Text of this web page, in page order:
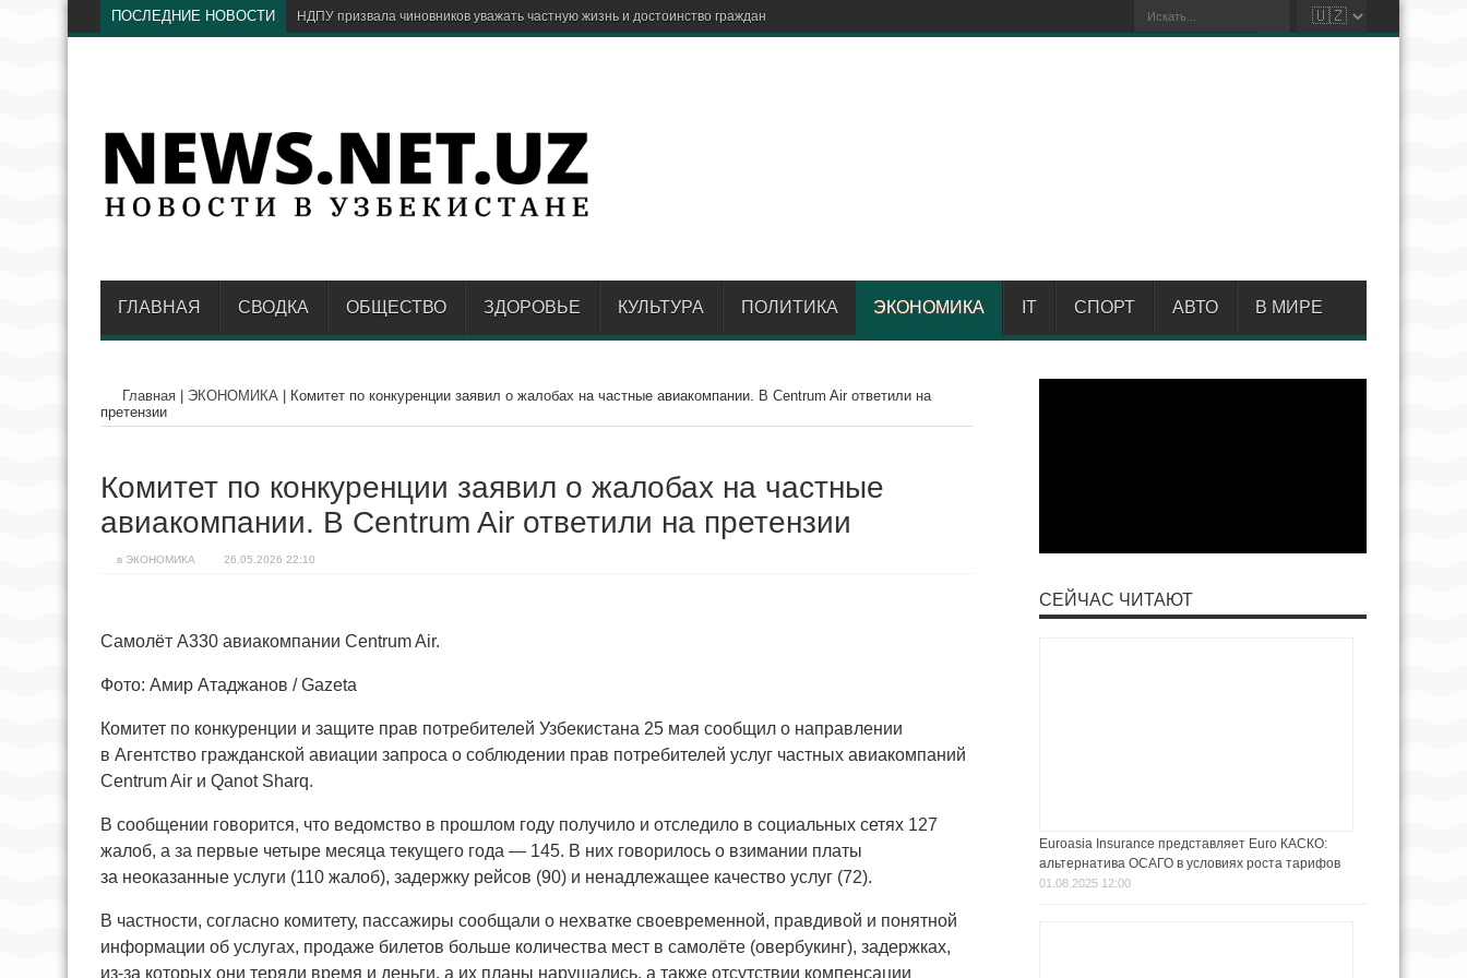
ПОСЛЕДНИЕ НОВОСТИ НДПУ призвала чиновников уважать частную жизнь и достоинство граждан
ГЛАВНАЯ СВОДКА ОБЩЕСТВО ЗДОРОВЬЕ КУЛЬТУРА ПОЛИТИКА ЭКОНОМИКА IT СПОРТ АВТО В МИРЕ
Главная ЭКОНОМИКА
Комитет по конкуренции заявил о жалобах на частные авиакомпании. В Centrum Air ответили на
претензии
Комитет по конкуренции заявил о жалобах на частные
авиакомпании. В Centrum Air ответили на претензии
в ЭКОНОМИКА 26.05.2026 22:10
Самолёт A330 авиакомпании Centrum Air.
Фото: Амир Атаджанов / Gazeta
Комитет по конкуренции и защите прав потребителей Узбекистана 25 мая сообщил о направлении
в Агентство гражданской авиации запроса о соблюдении прав потребителей услуг частных авиакомпаний
Centrum Air и Qanot Sharq.
В сообщении говорится, что ведомство в прошлом году получило и отследило в социальных сетях 127
жалоб, а за первые четыре месяца текущего года — 145. В них говорилось о взимании платы
за неоказанные услуги (110 жалоб), задержку рейсов (90) и ненадлежащее качество услуг (72).
В частности, согласно комитету, пассажиры сообщали о нехватке своевременной, правдивой и понятной
информации об услугах, продаже билетов больше количества мест в самолёте (овербукинг), задержках,
из-за которых они теряли время и деньги, а их планы нарушались, а также отсутствии компенсации
СЕЙЧАС ЧИТАЮТ
Euroasia Insurance представляет Euro КАСКО:
альтернатива ОСАГО в условиях роста тарифов
01.08.2025 12:00